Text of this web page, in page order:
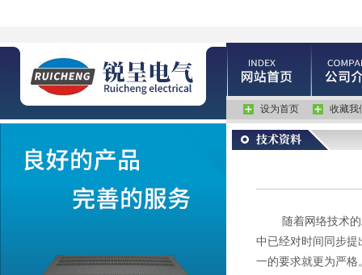
设为首页 收藏我
随着网络技术的发
中已经对时间同步
一的要求就更为严格